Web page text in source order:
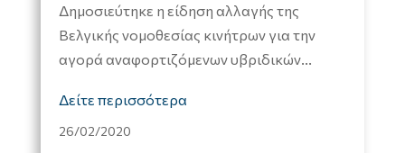
26/02/2020
Δημοσιεύτηκε η είδηση αλλαγής της
Βελγικής νομοθεσίας κινήτρων για την
αγορά αναφορτιζόμενων υβριδικών...
Δείτε περισσότερα